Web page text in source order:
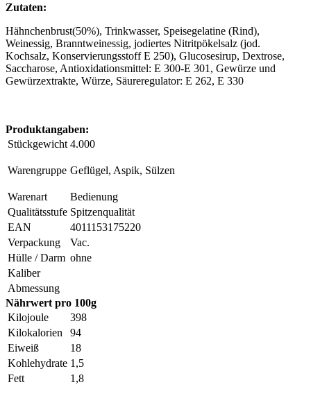
Zutaten:
Hähnchenbrust(50%), Trinkwasser, Speisegelatine (Rind),
Weinessig, Branntweinessig, jodiertes Nitritpökelsalz (jod.
Kochsalz, Konservierungsstoff E 250), Glucosesirup, Dextrose,
Saccharose, Antioxidationsmittel: E 300-E 301, Gewürze und
Gewürzextrakte, Würze, Säureregulator: E 262, E 330
Produktangaben:
Stückgewicht 4.000
Warengruppe Geflügel, Aspik, Sülzen
Warenart
Bedienung
Qualitätsstufe Spitzenqualität
EAN
4011153175220
Verpackung
Vac.
Hülle / Darm ohne
Kaliber
Abmessung
Nährwert pro 100g
Kilojoule
398
Kilokalorien
94
Eiweiß
18
Kohlehydrate 1,5
Fett
1,8